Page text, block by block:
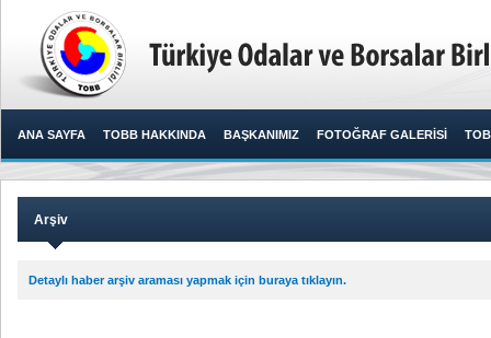
ANA SAYFA TOBB HAKKINDA BAŞKANIMIZ FOTOĞRAF GALERİSİ
Arşiv
Detaylı haber arşiv araması yapmak için buraya tıklayın.